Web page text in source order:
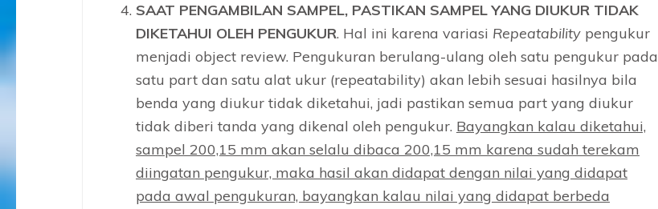
SAAT PENGAMBILAN SAMPEL, PASTIKAN SAMPEL YANG DIUKUR TIDAK
DIKETAHUI OLEH PENGUKUR. Hal ini karena variasi Repeatability pengukur
menjadi object review. Pengukuran berulang-ulang oleh satu pengukur pada
satu part dan satu alat ukur (repeatability) akan lebih sesuai hasilnya bila
benda yang diukur tidak diketahui, jadi pastikan semua part yang diukur
tidak diberi tanda yang dikenal oleh pengukur. Bayangkan kalau diketahui,
sampel 200,15 mm akan selalu dibaca 200,15 mm karena sudah terekam
diingatan pengukur, maka hasil akan didapat dengan nilai yang didapat
pada awal pengukuran, bayangkan kalau nilai yang didapat berbeda